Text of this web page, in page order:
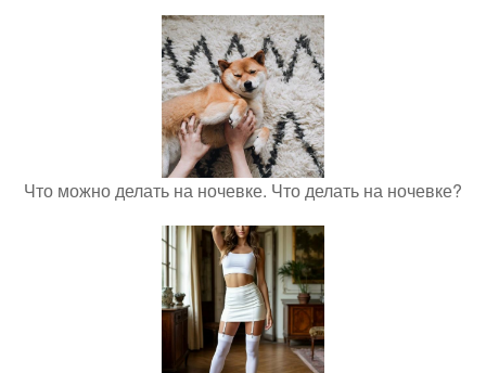
Что можно делать на ночевке. Что делать на ночевке?